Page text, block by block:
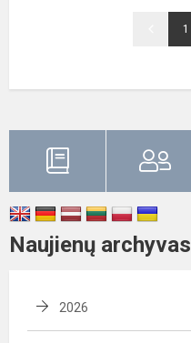
1
Naujienų archyvas
2026